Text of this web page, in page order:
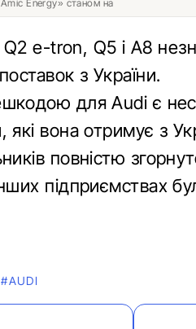
Energy» станом на
Q2 e-tron, Q5 і A8
з України.
для Audi є
які вона отримує з
повністю
підприємствах
#AUDI